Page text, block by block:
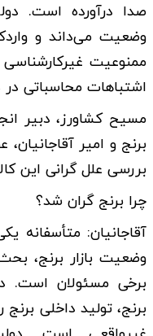
صدا درآورده است.
وضعیت می‌داند و
ممنوعیت
اشتباهات محاسباتی
مسیح کشاورز، دبیر
برنج و امیر
بررسی علل گرانی این
چرا برنج گران شد؟
آقاجانیان:
وضعیت بازار برنج،
برخی مسئولان است.